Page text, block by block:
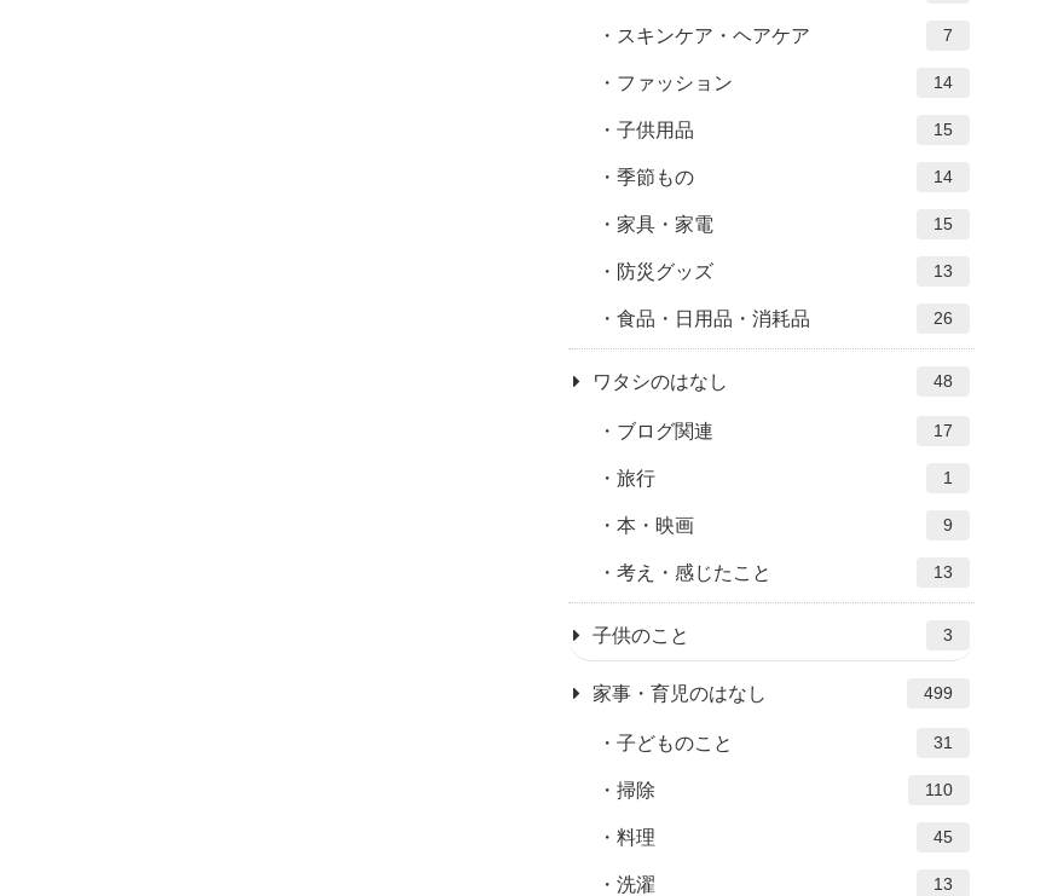
スキンケア・ヘアケア 7
ファッション 14
子供用品 15
季節もの 14
家具・家電 15
防災グッズ 13
食品・日用品・消耗品 26
ワタシのはなし 48
ブログ関連 17
旅行 1
本・映画 9
考え・感じたこと 13
子供のこと 3
家事・育児のはなし 499
子どものこと 31
掃除 110
料理 45
洗濯 13